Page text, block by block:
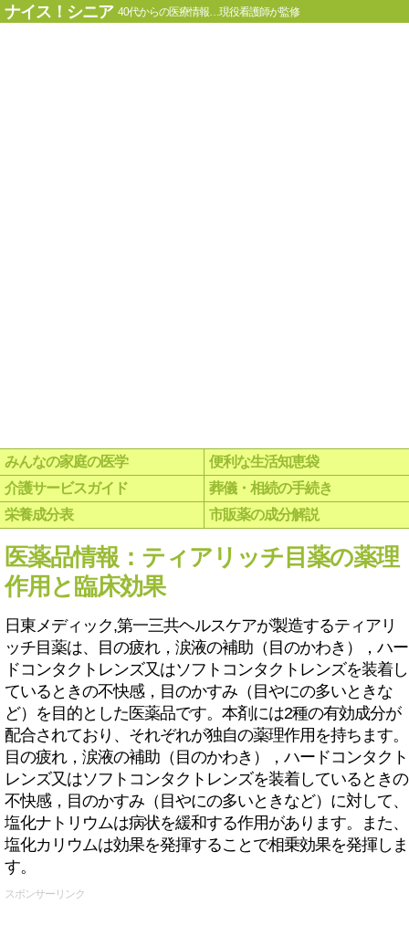
ナイス！シニア 40代からの医療情報…現役看護師が監修
みんなの家庭の医学
便利な生活知恵袋
介護サービスガイド
葬儀・相続の手続き
栄養成分表
市販薬の成分解説
医薬品情報：ティアリッチ目薬の薬理
作用と臨床効果
日東メディック,第一三共ヘルスケアが製造するティアリ
ッチ目薬は、目の疲れ，涙液の補助（目のかわき），ハー
ドコンタクトレンズ又はソフトコンタクトレンズを装着し
ているときの不快感，目のかすみ（目やにの多いときな
ど）を目的とした医薬品です。本剤には2種の有効成分が
配合されており、それぞれが独自の薬理作用を持ちます。
目の疲れ，涙液の補助（目のかわき），ハードコンタクト
レンズ又はソフトコンタクトレンズを装着しているときの
不快感，目のかすみ（目やにの多いときなど）に対して、
塩化ナトリウムは病状を緩和する作用があります。また、
塩化カリウムは効果を発揮することで相乗効果を発揮しま
す。
スポンサーリンク